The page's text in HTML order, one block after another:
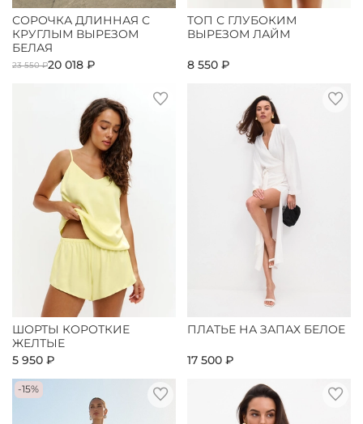
СОРОЧКА ДЛИННАЯ С
КРУГЛЫМ ВЫРЕЗОМ
БЕЛАЯ
23 550 ₽20 018 ₽
ТОП С ГЛУБОКИМ
ВЫРЕЗОМ ЛАЙМ
8 550 ₽
ШОРТЫ КОРОТКИЕ
ЖЕЛТЫЕ
5 950 ₽
ПЛАТЬЕ НА ЗАПАХ БЕЛОЕ
17 500 ₽
-15%